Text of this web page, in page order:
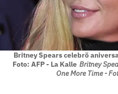
Britney Spears celebrö
Foto: AFP - La Kalle Britney
One More Time -